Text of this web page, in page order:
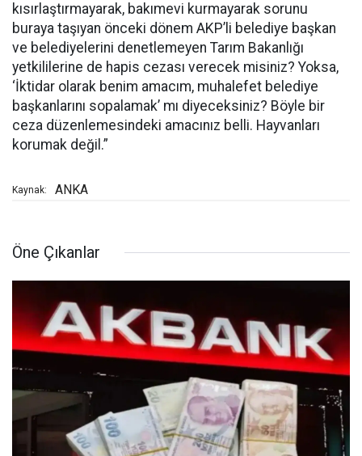
kısırlaştırmayarak, bakımevi kurmayarak sorunu
buraya taşıyan önceki dönem AKP’li belediye başkan
ve belediyelerini denetlemeyen Tarım Bakanlığı
yetkililerine de hapis cezası verecek misiniz? Yoksa,
‘İktidar olarak benim amacım, muhalefet belediye
başkanlarını sopalamak’ mı diyeceksiniz? Böyle bir
ceza düzenlemesindeki amacınız belli. Hayvanları
korumak değil.”
Kaynak: ANKA
Öne Çıkanlar